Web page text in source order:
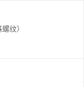
纹）